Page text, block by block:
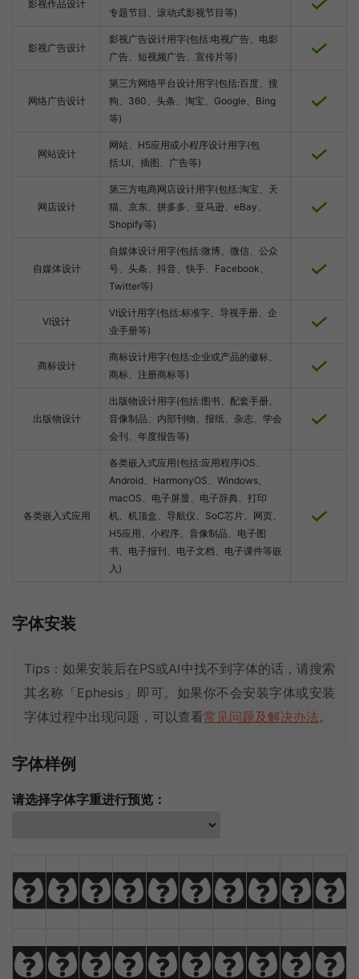
影视作品设计
专题节目、滚动式影视节目等)
影视广告设计
影视广告设计用字(包括:电视广告、电影
广告、短视频广告、宣传片等)
网络广告设计
第三方网络平台设计用字(包括:百度、搜
狗、360、头条、淘宝、Google、Bing
等)
网站设计
网站、H5应用或小程序设计用字(包
括:UI、插图、广告等)
网店设计
第三方电商网店设计用字(包括:淘宝、天
猫、京东、拼多多、亚马逊、eBay、
Shopify等)
自媒体设计
自媒体设计用字(包括:微博、微信、公众
号、头条、抖音、快手、Facebook、
Twitter等)
VI设计
VI设计用字(包括:标准字、导视手册、企
业手册等)
商标设计
商标设计用字(包括:企业或产品的徽标、
商标、注册商标等)
出版物设计
出版物设计用字(包括:图书、配套手册、
音像制品、内部刊物、报纸、杂志、学会
会刊、年度报告等)
各类嵌入式应用
各类嵌入式应用(包括:应用程序iOS、
Android、HarmonyOS、Windows、
macOS、电子屏显、电子辞典、打印
机、机顶盒、导航仪、SoC芯片、网页、
H5应用、小程序、音像制品、电子图
书、电子报刊、电子文档、电子课件等嵌
入)
字体安装
Tips：如果安装后在PS或AI中找不到字体的话，请搜索
其名称「Ephesis」即可。如果你不会安装字体或安装
字体过程中出现问题，可以查看常见问题及解决办法。
字体样例
请选择字体字重进行预览：
ABCDEFGHIJ
KLMNOPQRST